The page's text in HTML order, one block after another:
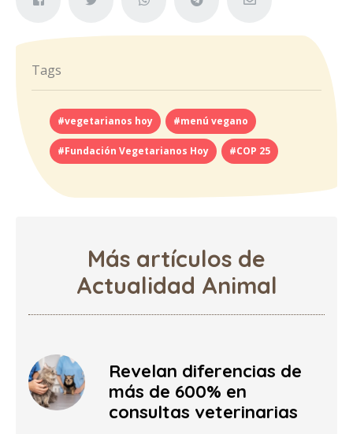
Tags
#vegetarianos hoy #menú vegano
#Fundación Vegetarianos Hoy #COP 25
Más artículos de
Actualidad Animal
Revelan diferencias de
más de 600% en
consultas veterinarias